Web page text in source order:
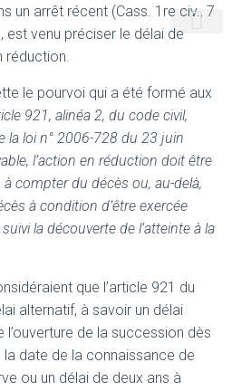
un arrêt récent (Cass. 1re civ., 7
est venu préciser le délai de
réduction.
le pourvoi qui a été formé aux
921, alinéa 2, du code civil,
la loi n° 2006-728 du 23 juin
l’action en réduction doit être
compter du décès ou, au-delà,
à condition d’être exercée
la découverte de l’atteinte à la
que l’article 921 du
alternatif, à savoir un délai
de la succession dès
la date de la connaissance de
ou un délai de deux ans à